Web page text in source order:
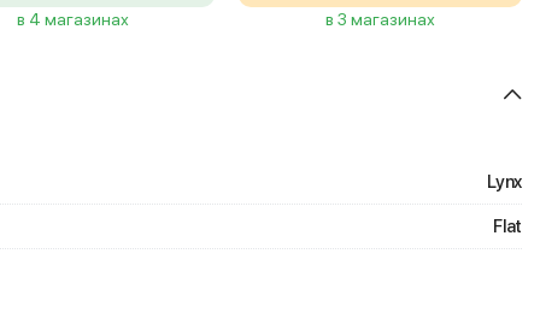
в 4 магазинах
в 3 магазинах
Lynx
Flat